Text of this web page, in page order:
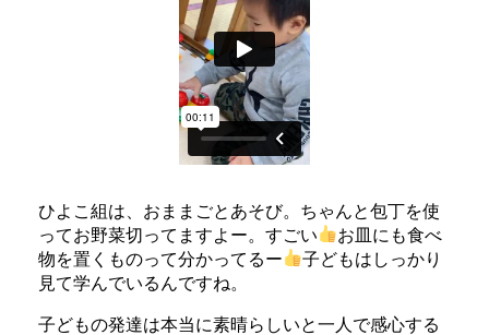
ひよこ組は、おままごとあそび。ちゃんと包丁を使
ってお野菜切ってますよー。すごい
お皿にも食べ
物を置くものって分かってるー
子どもはしっかり
見て学んでいるんですね。
子どもの発達は本当に素晴らしいと一人で感心する